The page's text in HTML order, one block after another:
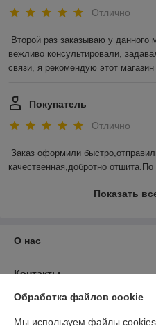
Отлично
Второй раз заказываю у данного
вежливо консультировали,
связи, я рекомендую этот магазин
Покупатель
Отлично
Заказ оформили
качественная,добротно
Показать
О нас
Контакты
Доставка и оплата
Обработка файлов cookie
Мы используем файлы cookies